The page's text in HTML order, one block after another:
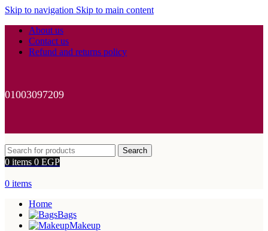
Skip to navigation Skip to main content
About us
Contact us
Refund and returns policy
01003097209
Search
0 items 0 EGP
0 items
Home
Bags
Makeup